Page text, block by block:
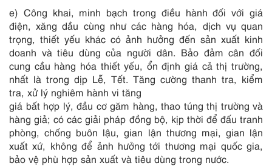
e) Công khai, minh bạch trong điều hành đối với giá
điện, xăng dầu cùng như các hàng hóa, dịch vụ quan
trọng, thiết yếu khác có ảnh hưởng đến sản xuất kinh
doanh và tiêu dùng của người dân. Bảo đảm cân đối
cung cầu hàng hóa thiết yếu, ổn định giá cả thị trường,
nhất là trong dịp Lễ, Tết. Tăng cường thanh tra, kiểm
tra, xử lý nghiêm hành vi tăng
giá bất hợp lý, đầu cơ găm hàng, thao túng thị trường và
hàng giả; có các giải pháp đồng bộ, kịp thời để đấu tranh
phòng, chống buôn lậu, gian lận thương mại, gian lận
xuất xứ, không để ảnh hưởng tới thương mại quốc gia,
bảo vệ phù hợp sản xuất và tiêu dùng trong nước.